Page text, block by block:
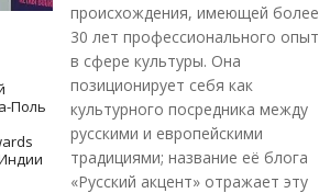
Поль
происхождения, имеющей более
30 лет профессионального
в сфере культуры. Она
позиционирует себя как
культурного посредника между
русскими и европейскими
традициями; название её блога
«Русский акцент» отражает эту